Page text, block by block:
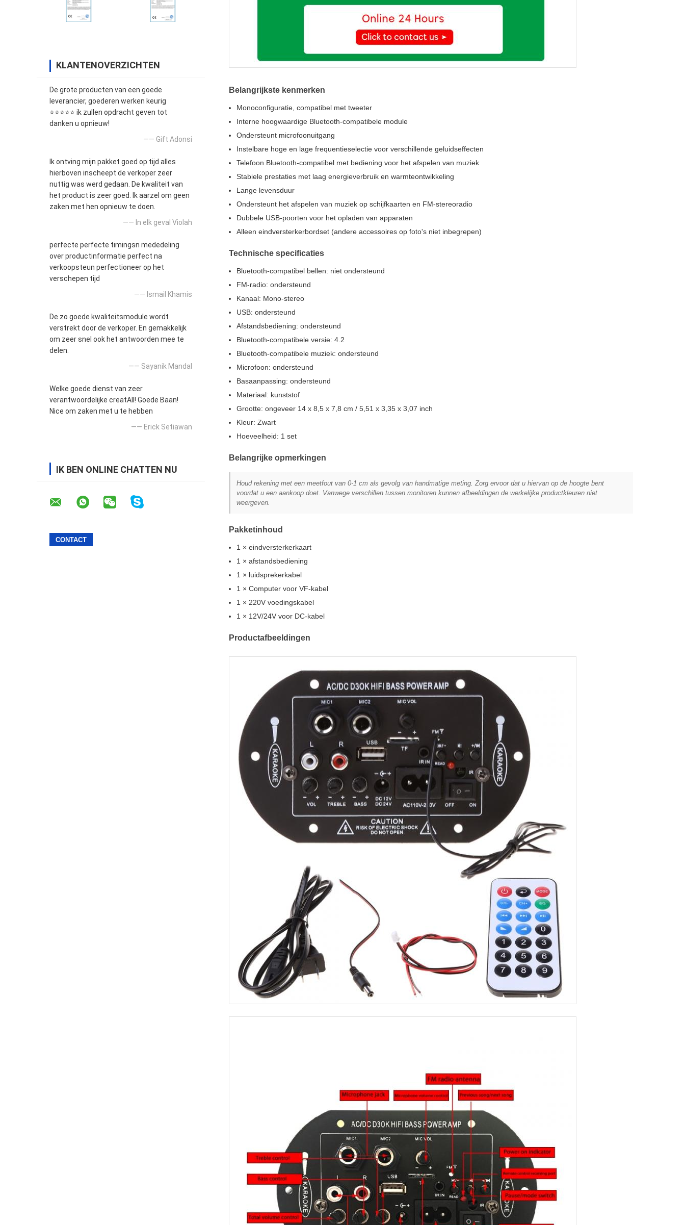
KLANTENOVERZICHTEN
De grote producten van een goede
leverancier, goederen werken keurig
⭐⭐⭐⭐⭐ ik zullen opdracht geven tot
danken u opnieuw!
—— Gift Adonsi
Ik ontving mijn pakket goed op tijd alles
hierboven inscheept de verkoper zeer
nuttig was werd gedaan. De kwaliteit van
het product is zeer goed. Ik aarzel om geen
zaken met hen opnieuw te doen.
—— In elk geval Violah
perfecte perfecte timingsn mededeling
over productinformatie perfect na
verkoopsteun perfectioneer op het
verschepen tijd
—— Ismail Khamis
De zo goede kwaliteitsmodule wordt
verstrekt door de verkoper. En gemakkelijk
om zeer snel ook het antwoorden mee te
delen.
—— Sayanik Mandal
Welke goede dienst van zeer
verantwoordelijke creatAll! Goede Baan!
Nice om zaken met u te hebben
—— Erick Setiawan
IK BEN ONLINE CHATTEN NU
Belangrijkste kenmerken
Monoconfiguratie, compatibel met tweeter
Interne hoogwaardige Bluetooth-compatibele module
Ondersteunt microfoonuitgang
Instelbare hoge en lage frequentieselectie voor verschillende geluidseffecten
Telefoon Bluetooth-compatibel met bediening voor het afspelen van muziek
Stabiele prestaties met laag energieverbruik en warmteontwikkeling
Lange levensduur
Ondersteunt het afspelen van muziek op schijfkaarten en FM-stereoradio
Dubbele USB-poorten voor het opladen van apparaten
Alleen eindversterkerbordset (andere accessoires op foto's niet inbegrepen)
Technische specificaties
Bluetooth-compatibel bellen: niet ondersteund
FM-radio: ondersteund
Kanaal: Mono-stereo
USB: ondersteund
Afstandsbediening: ondersteund
Bluetooth-compatibele versie: 4.2
Bluetooth-compatibele muziek: ondersteund
Microfoon: ondersteund
Basaanpassing: ondersteund
Materiaal: kunststof
Grootte: ongeveer 14 x 8,5 x 7,8 cm / 5,51 x 3,35 x 3,07 inch
Kleur: Zwart
Hoeveelheid: 1 set
Belangrijke opmerkingen
Houd rekening met een meetfout van 0-1 cm als gevolg van handmatige meting. Zorg ervoor dat u hiervan op de hoogte bent
voordat u een aankoop doet. Vanwege verschillen tussen monitoren kunnen afbeeldingen de werkelijke productkleuren niet
weergeven.
Pakketinhoud
1 × eindversterkerkaart
1 × afstandsbediening
1 × luidsprekerkabel
1 × Computer voor VF-kabel
1 × 220V voedingskabel
1 × 12V/24V voor DC-kabel
Productafbeeldingen